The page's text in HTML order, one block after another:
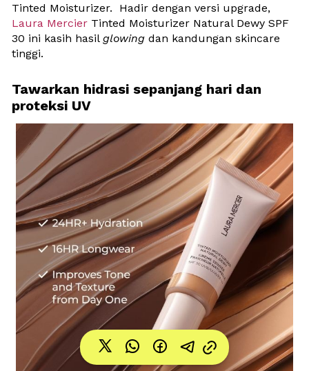
Laura Mercier Tinted Moisturizer Natural Dewy SPF
30 ini kasih hasil glowing dan kandungan skincare
tinggi.
Tawarkan hidrasi sepanjang hari dan
proteksi UV